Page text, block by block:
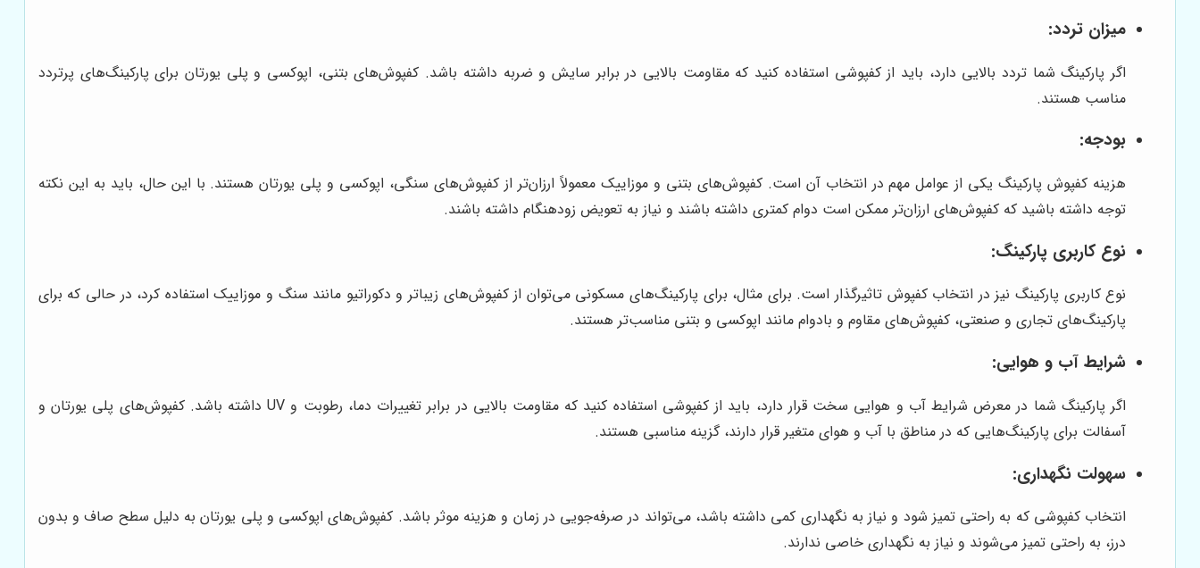
میزان تردد:
اگر پارکینگ شما تردد بالایی دارد، باید از کفپوشی استفاده کنید که مقاومت بالایی در برابر سایش و ضربه داشته باشد. کفپوش‌های بتنی، اپوکسی و پلی یورتان برای پارکینگ‌های پرتردد
مناسب هستند.
بودجه:
هزینه کفپوش پارکینگ یکی از عوامل مهم در انتخاب آن است. کفپوش‌های بتنی و موزاییک معمولاً ارزان‌تر از کفپوش‌های سنگی، اپوکسی و پلی یورتان هستند. با این حال، باید به این نکته
توجه داشته باشید که کفپوش‌های ارزان‌تر ممکن است دوام کمتری داشته باشند و نیاز به تعویض زودهنگام داشته باشند.
نوع کاربری پارکینگ:
نوع کاربری پارکینگ نیز در انتخاب کفپوش تاثیرگذار است. برای مثال، برای پارکینگ‌های مسکونی می‌توان از کفپوش‌های زیباتر و دکوراتیو مانند سنگ و موزاییک استفاده کرد، در حالی که برای
پارکینگ‌های تجاری و صنعتی، کفپوش‌های مقاوم و بادوام مانند اپوکسی و بتنی مناسب‌تر هستند.
شرایط آب و هوایی:
اگر پارکینگ شما در معرض شرایط آب و هوایی سخت قرار دارد، باید از کفپوشی استفاده کنید که مقاومت بالایی در برابر تغییرات دما، رطوبت و UV داشته باشد. کفپوش‌های پلی یورتان و
آسفالت برای پارکینگ‌هایی که در مناطق با آب و هوای متغیر قرار دارند، گزینه مناسبی هستند.
سهولت نگهداری:
انتخاب کفپوشی که به راحتی تمیز شود و نیاز به نگهداری کمی داشته باشد، می‌تواند در صرفه‌جویی در زمان و هزینه موثر باشد. کفپوش‌های اپوکسی و پلی یورتان به دلیل سطح صاف و بدون
درز، به راحتی تمیز می‌شوند و نیاز به نگهداری خاصی ندارند.